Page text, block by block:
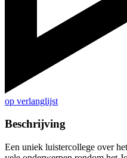
op verlanglijst
Beschrijving
Een uniek luistercollege over